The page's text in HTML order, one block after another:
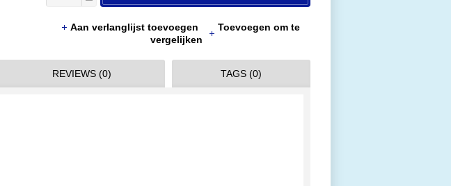
Aan verlanglijst toevoegen
Toevoegen om te
vergelijken
REVIEWS (0) TAGS (0)